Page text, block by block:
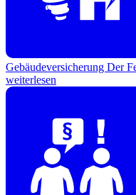
Gebäudeversicherung Der
weiterlesen